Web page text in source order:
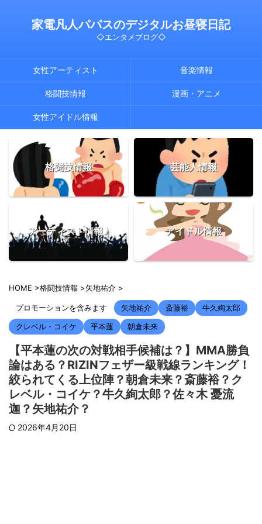
家電凡人パパスのデジタルお昼寝日記
◇エンタメブログ◇
女性アーティスト 音楽情報
格闘技情報 漫画・アニメ
女性アイドル情報
格闘技情報 芸能人情報
アーティスト情報♪ アイドル情報
HOME >格闘技情報 >矢地祐介 >
プロモーションを含みます 矢地祐介 斎藤裕
牛久絢太郎
クレベル・コイケ
平本蓮 朝倉未来
【平本蓮の次の対戦相手候補は？】MMA勝負
論はある？RIZINフェザー級戦線ランキング！
絞られてくる上位陣？朝倉未来？斎藤裕？ク
レベル・コイケ？牛久絢太郎？佐々木 憂流
迦？矢地祐介？
2026年4月20日